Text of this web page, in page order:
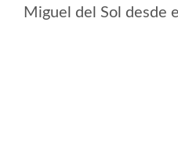
Miguel del Sol desde